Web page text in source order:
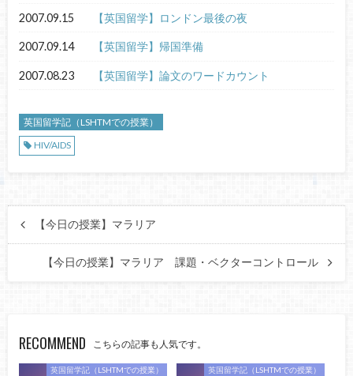
2007.09.15 【英国留学】ロンドン最後の夜
2007.09.14 【英国留学】帰国準備
2007.08.23 【英国留学】論文のワードカウント
英国留学記（LSHTMでの授業）
HIV/AIDS
【今日の授業】マラリア
【今日の授業】マラリア 課題・ベクターコントロール
RECOMMEND こちらの記事も人気です。
英国留学記（LSHTMでの授業） 英国留学記（LSHTMでの授業）